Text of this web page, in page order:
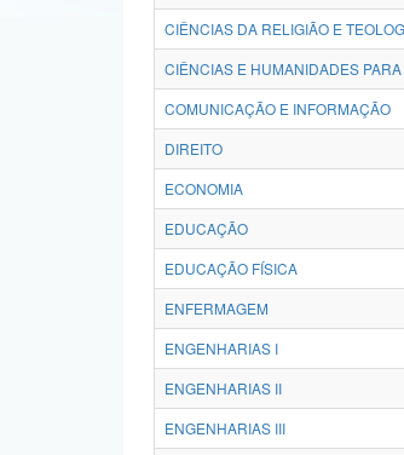
CIÊNCIAS DA RELIGIÃO E
CIÊNCIAS E HUMANIDADES
COMUNICAÇÃO E INFORMAÇÃO
DIREITO
ECONOMIA
EDUCAÇÃO
EDUCAÇÃO FÍSICA
ENFERMAGEM
ENGENHARIAS I
ENGENHARIAS II
ENGENHARIAS III